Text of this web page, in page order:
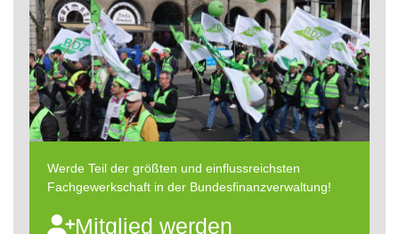
Werde Teil der größten und einflussreichsten
Fachgewerkschaft in der Bundesfinanzverwaltung!
Mitglied werden